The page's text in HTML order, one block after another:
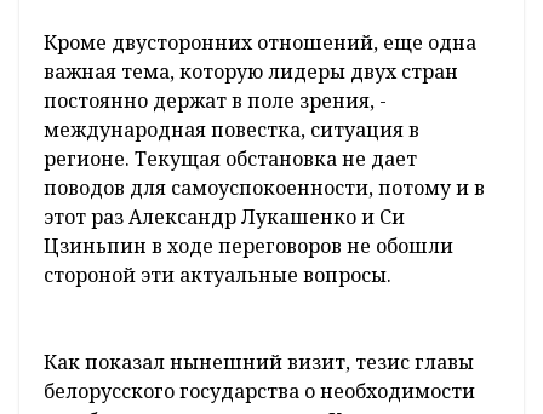
Кроме двусторонних отношений, еще одна
важная тема, которую лидеры двух стран
постоянно держат в поле зрения, -
международная повестка, ситуация в
регионе. Текущая обстановка не дает
поводов для самоуспокоенности, потому и в
этот раз Александр Лукашенко и Си
Цзиньпин в ходе переговоров не обошли
стороной эти актуальные вопросы.
Как показал нынешний визит, тезис главы
белорусского государства о необходимости